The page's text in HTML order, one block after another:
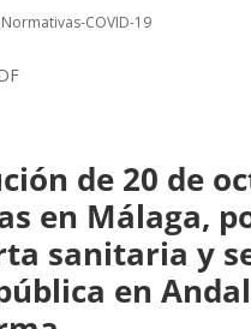
Normativas-COVID-19
de 20 de
en Málaga,
sanitaria y
en